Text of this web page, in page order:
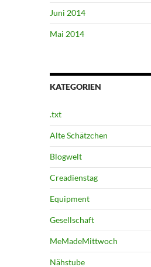
Juni 2014
Mai 2014
KATEGORIEN
.txt
Alte Schätzchen
Blogwelt
Creadienstag
Equipment
Gesellschaft
MeMadeMittwoch
Nähstube